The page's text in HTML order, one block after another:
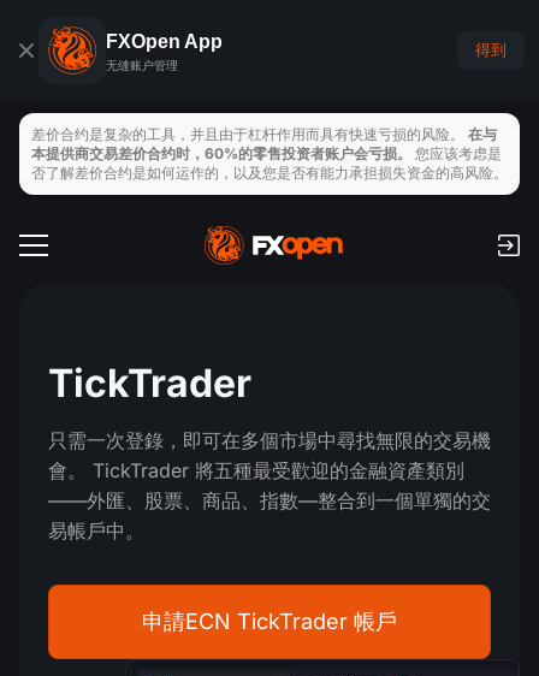
FXOpen App
无缝账户管理
得到
存取款
交易工具
外匯
商品
股票
ETF
交易平臺
TickTrader
MT4
FXOpen App
iOS FXOpen App
VPS
經濟日曆
新聞與分析
股息日曆
為什麼選擇我們
聯繫我們
TickTrader
只需一次登錄，即可在多個市場中尋找無限的交易機
會。 TickTrader 將五種最受歡迎的金融資產類別
——外匯、股票、商品、指數—整合到一個單獨的交
易帳戶中。
申請ECN TickTrader 帳戶
差价合约是复杂的工具，并且由于杠杆作用而具有快速亏损的风险。 在与
本提供商交易差价合约时，60%的零售投资者账户会亏损。 您应该考虑是
否了解差价合约是如何运作的，以及您是否有能力承担损失资金的高风险。